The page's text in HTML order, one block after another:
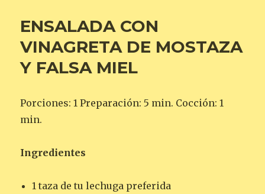
ENSALADA CON
VINAGRETA DE MOSTAZA
Y FALSA MIEL
Porciones: 1 Preparación: 5 min. Cocción: 1
min.
Ingredientes
1 taza de tu lechuga preferida